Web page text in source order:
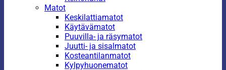
Matot
Keskilattiamatot
Käytävämatot
Puuvilla- ja räsymatot
Juutti- ja sisalmatot
Kosteantilanmatot
Kylpyhuonematot